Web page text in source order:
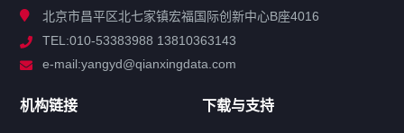
解决方案
北京市昌平区北七家镇宏福国际创新中心B座4016
TEL:010-53383988 13810363143
e-mail:yangyd@qianxingdata.com
机构链接 下载与支持